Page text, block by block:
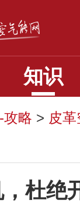
知识
攻略 > 皮
杜绝